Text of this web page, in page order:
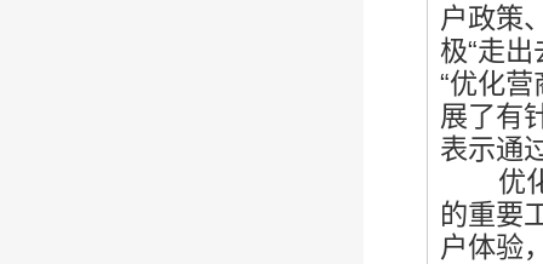
户政策
极“走
“优化
展了有
表示通
优化
的重要
户体验